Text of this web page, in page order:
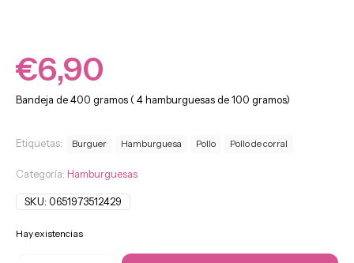
€6,90
Bandeja de 400 gramos ( 4 hamburguesas de 100 gramos)
Etiquetas: Burguer Hamburguesa Pollo Pollo de corral
Categoría: Hamburguesas
SKU: 0651973512429
Hay existencias
Pizza
Fitness